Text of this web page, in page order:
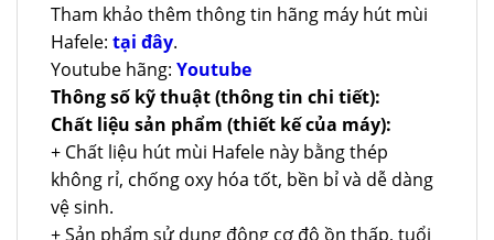
Tham khảo thêm thông tin hãng máy hút mùi
Hafele: tại đây.
Youtube hãng: Youtube
Thông số kỹ thuật (thông tin chi tiết):
Chất liệu sản phẩm (thiết kế của máy):
+ Chất liệu hút mùi Hafele này bằng thép
không rỉ, chống oxy hóa tốt, bền bỉ và dễ dàng
vệ sinh.
+ Sản phẩm sử dụng động cơ độ ồn thấp, tuổi